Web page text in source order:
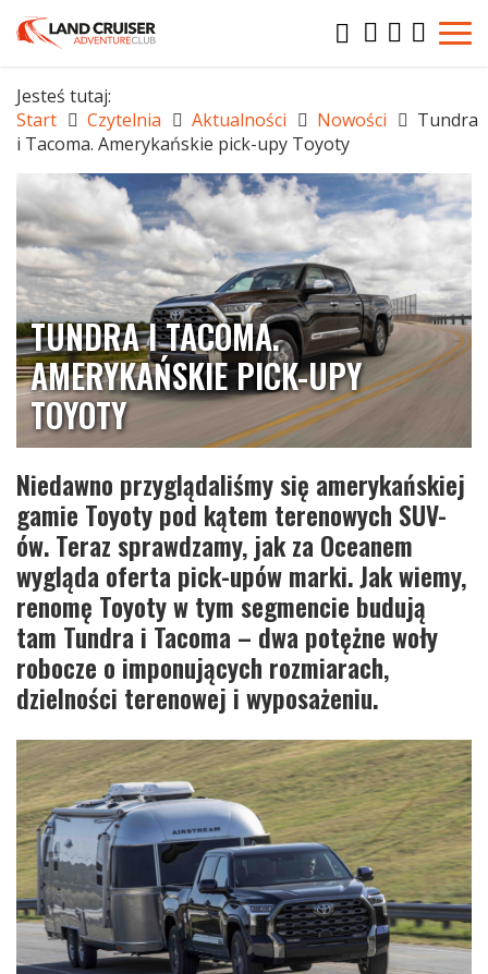
Jesteś tutaj:
Start
Czytelnia Aktualności Nowości
Tundra
i Tacoma. Amerykańskie pick-upy Toyoty
TUNDRA I TACOMA.
AMERYKAŃSKIE PICK-UPY
TOYOTY
Niedawno przyglądaliśmy się amerykańskiej
gamie Toyoty pod kątem terenowych SUV-
ów. Teraz sprawdzamy, jak za Oceanem
wygląda oferta pick-upów marki. Jak wiemy,
renomę Toyoty w tym segmencie budują
tam Tundra i Tacoma – dwa potężne woły
robocze o imponujących rozmiarach,
dzielności terenowej i wyposażeniu.